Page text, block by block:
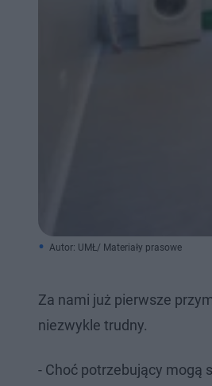
Autor: UMŁ/ Materiały prasowe
​Za nami już pierwsze
niezwykle trudny.
- Choć potrzebujący mogą